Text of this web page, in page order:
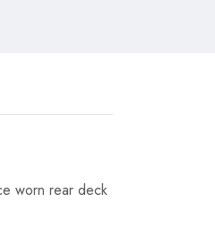
worn rear deck